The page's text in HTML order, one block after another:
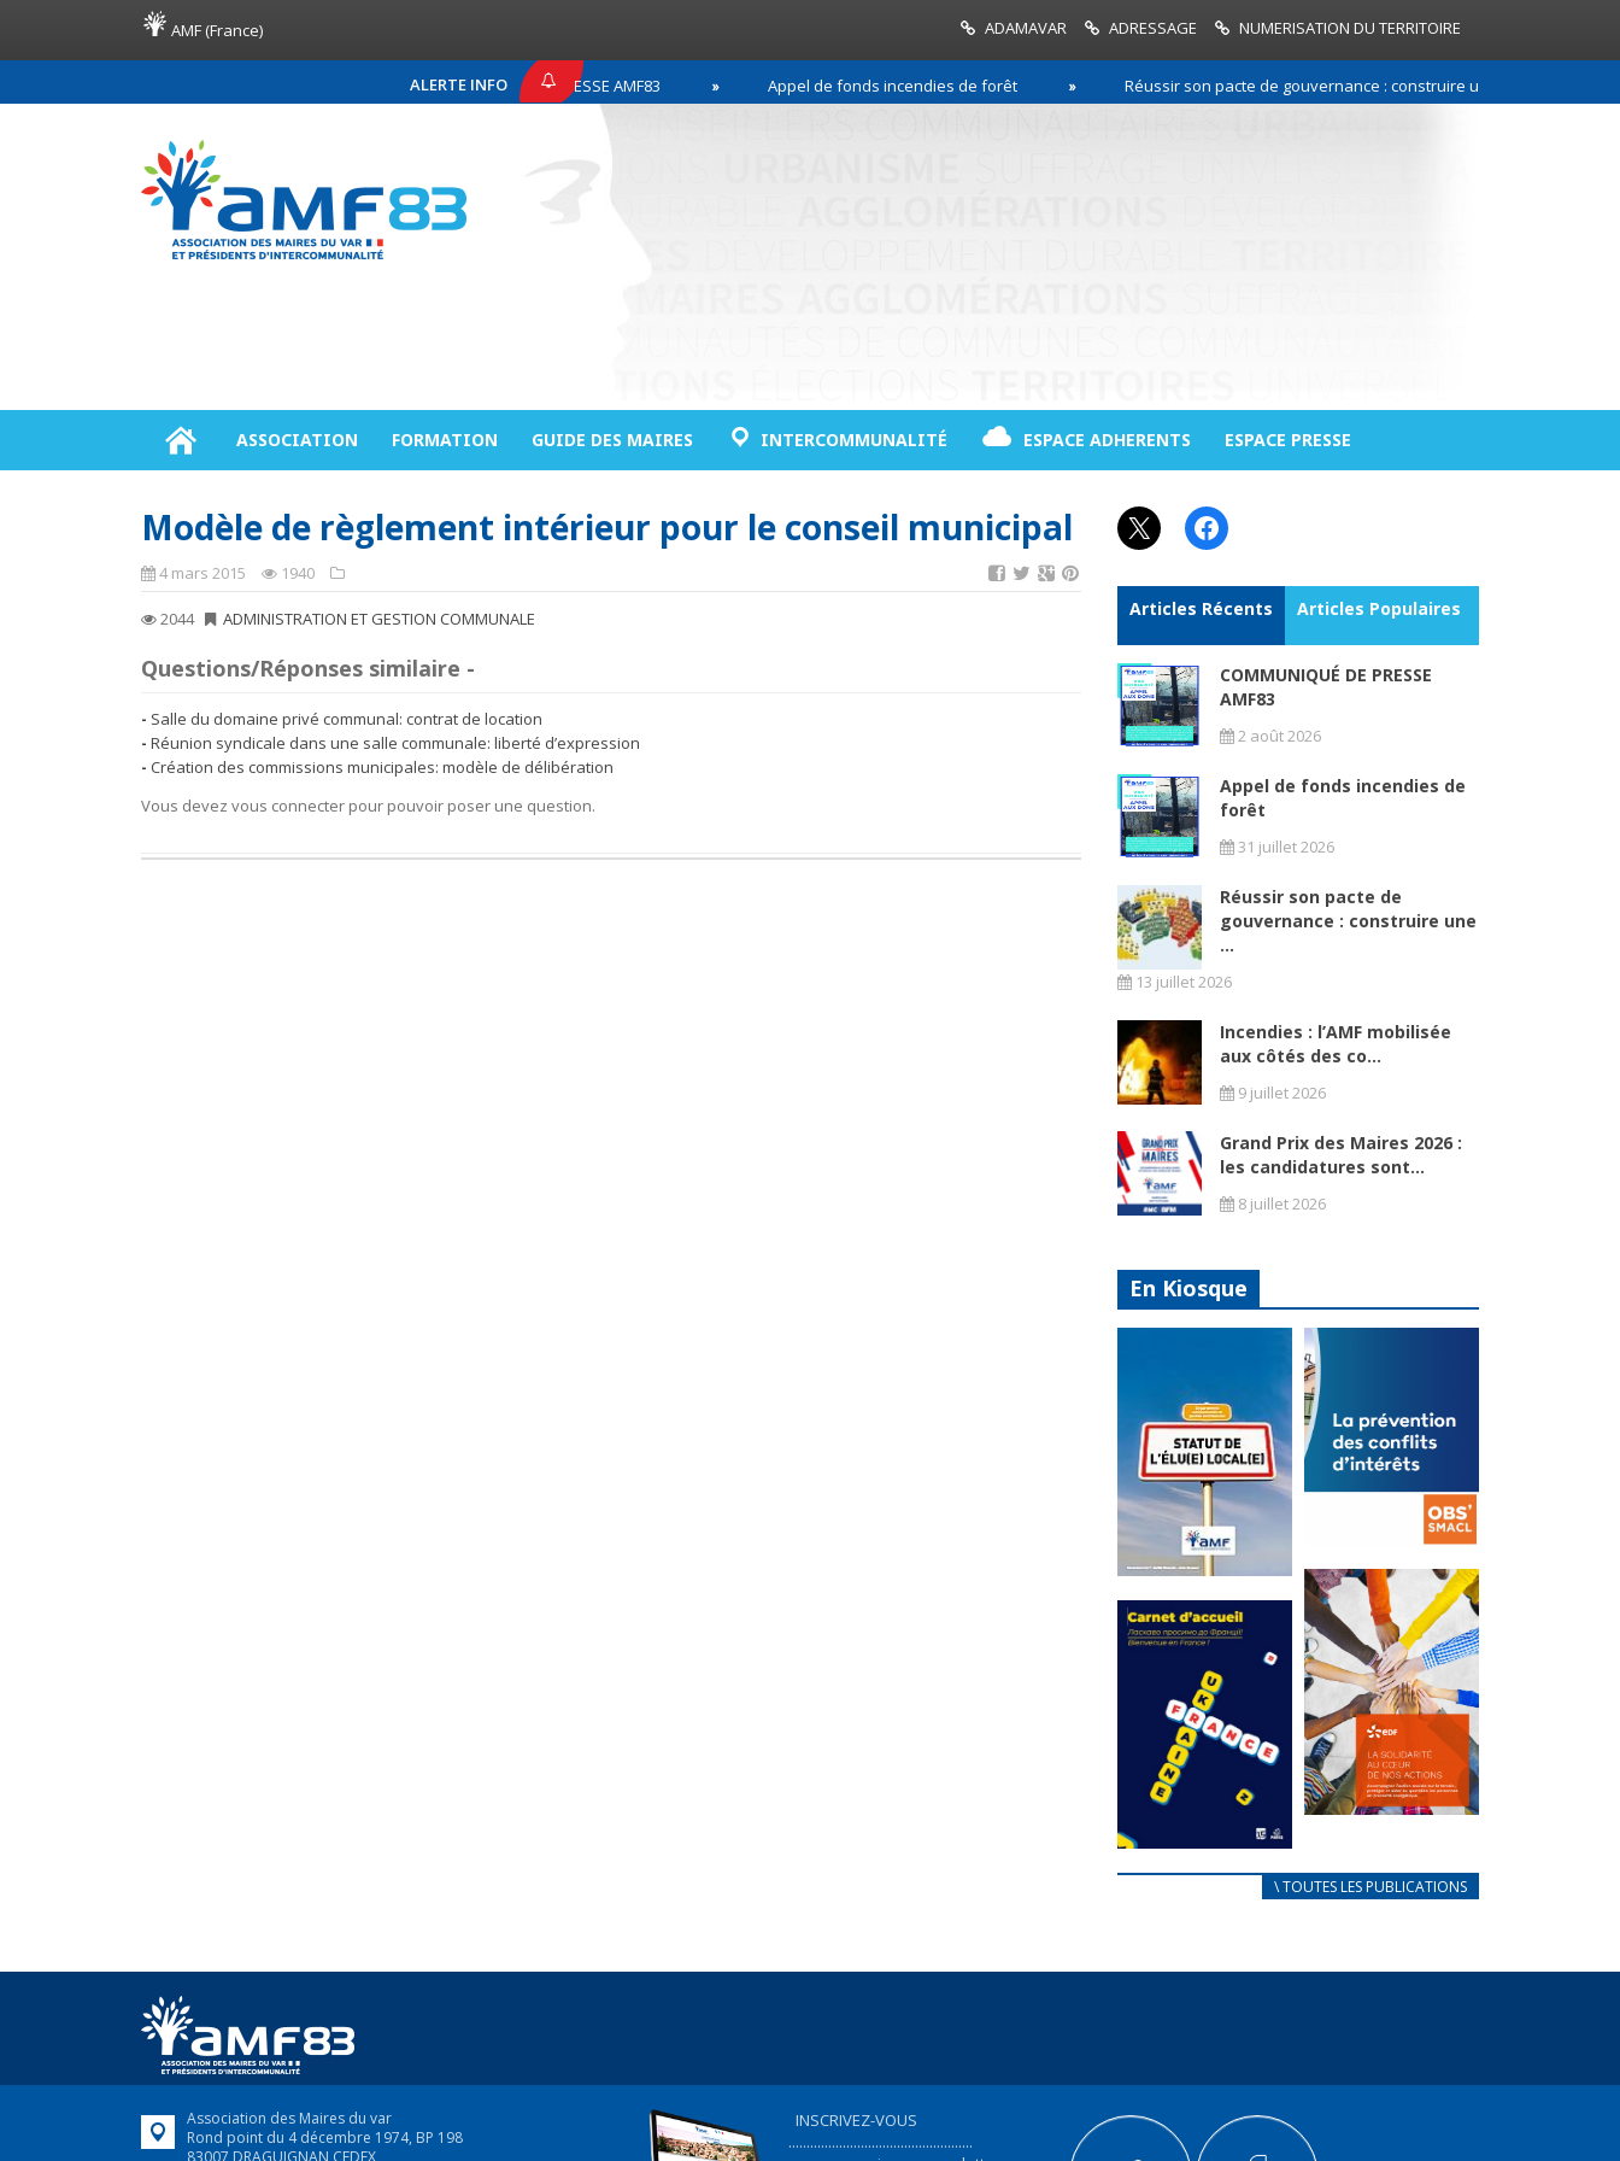
AMF (France) ADAMAVAR ADRESSAGE NUMERISATION DU TERRITOIRE
ALERTE INFO
COMMUNIQUÉ DE PRESSE AMF83 Appel de fonds incendies de forêt Réussir son pacte de gouvernance : construire une relation de
ASSOCIATION FORMATION GUIDE DES MAIRES INTERCOMMUNALITÉ ESPACE ADHERENTS ESPACE PRESSE
Modèle de règlement intérieur pour le conseil municipal
4 mars 2015 1940
2044 ADMINISTRATION ET GESTION COMMUNALE
Questions/Réponses similaire -
Salle du domaine privé communal: contrat de location
Réunion syndicale dans une salle communale: liberté d’expression
Création des commissions municipales: modèle de délibération
Vous devez vous connecter pour pouvoir poser une question.
X Facebook
Articles Récents Articles Populaires
COMMUNIQUÉ DE PRESSE
AMF83
2 août 2026
Appel de fonds incendies de
forêt
31 juillet 2026
Réussir son pacte de
gouvernance : construire une
...
13 juillet 2026
Incendies : l’AMF mobilisée
aux côtés des co...
9 juillet 2026
Grand Prix des Maires 2026 :
les candidatures sont...
8 juillet 2026
En Kiosque
Statut de
l’élu local
Mise à jour avril
2024 233041
Total 0 Votes 0...
FEUILLETER
La
prévention
des conflits
d’intérêts
18 septembre 2023
105317 Total 0
Votes 0 0 Aidez-
nous à
améliorer...
FEUILLETER
au coeur de
nos actions
Votes 0 0 Aidez-
en France,...
FEUILLETER
\ TOUTES LES PUBLICATIONS
Association des Maires du var
Rond point du 4 décembre 1974, BP 198
83007 DRAGUIGNAN CEDEX
INSCRIVEZ-VOUS
...................................................